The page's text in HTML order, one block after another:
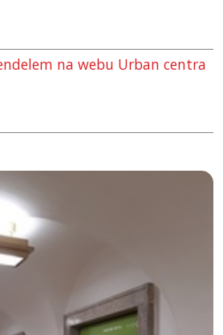
na webu Urban centra